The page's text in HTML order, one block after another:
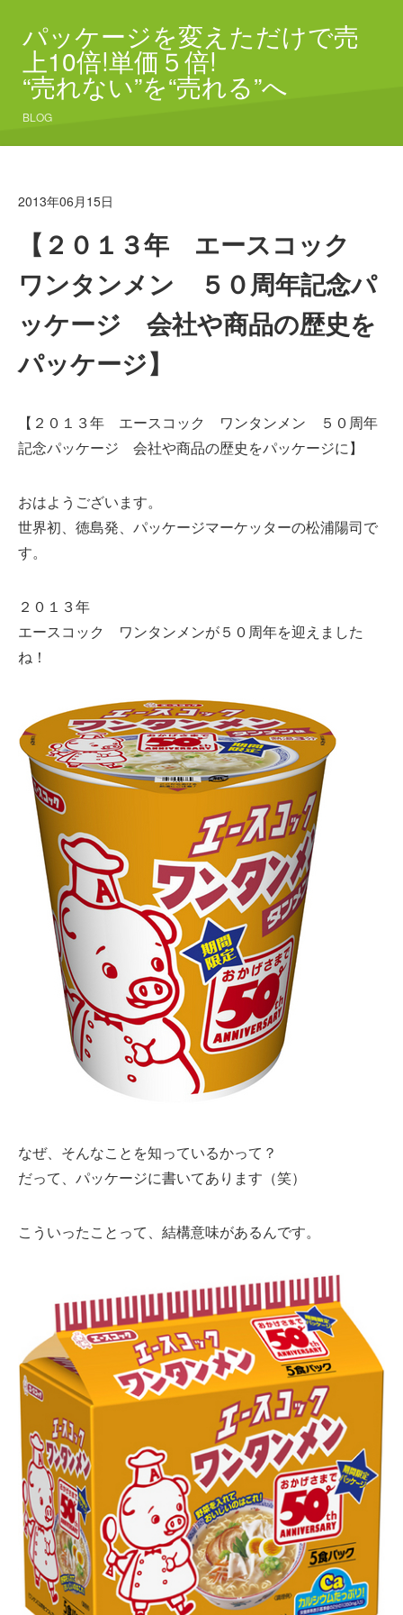
パッケージを変えただけで売
上10倍!単価５倍!
“売れない”を“売れる”へ
BLOG
2013年06月15日
【２０１３年 エースコック
ワンタンメン ５０周年記念パ
ッケージ 会社や商品の歴史を
パッケージ】
【２０１３年 エースコック ワンタンメン ５０周年
記念パッケージ 会社や商品の歴史をパッケージに】
おはようございます。
世界初、徳島発、パッケージマーケッターの松浦陽司で
す。
２０１３年
エースコック ワンタンメンが５０周年を迎えました
ね！
なぜ、そんなことを知っているかって？
だって、パッケージに書いてあります（笑）
こういったことって、結構意味があるんです。